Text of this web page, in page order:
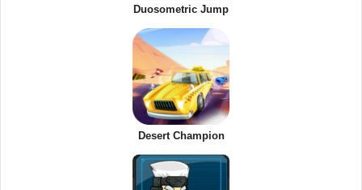
Duosometric Jump
Desert Champion